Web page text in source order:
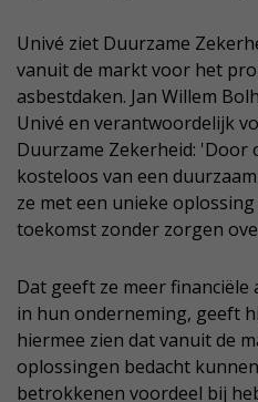
Univé ziet Duurzame
vanuit de markt voor het
asbestdaken. Jan Willem
Univé en verantwoordelijk
Duurzame Zekerheid: 'Door
kosteloos van een
ze met een unieke
toekomst zonder zorgen
Dat geeft ze meer
in hun onderneming, geeft
hiermee zien dat vanuit de
oplossingen bedacht
betrokkenen voordeel bij